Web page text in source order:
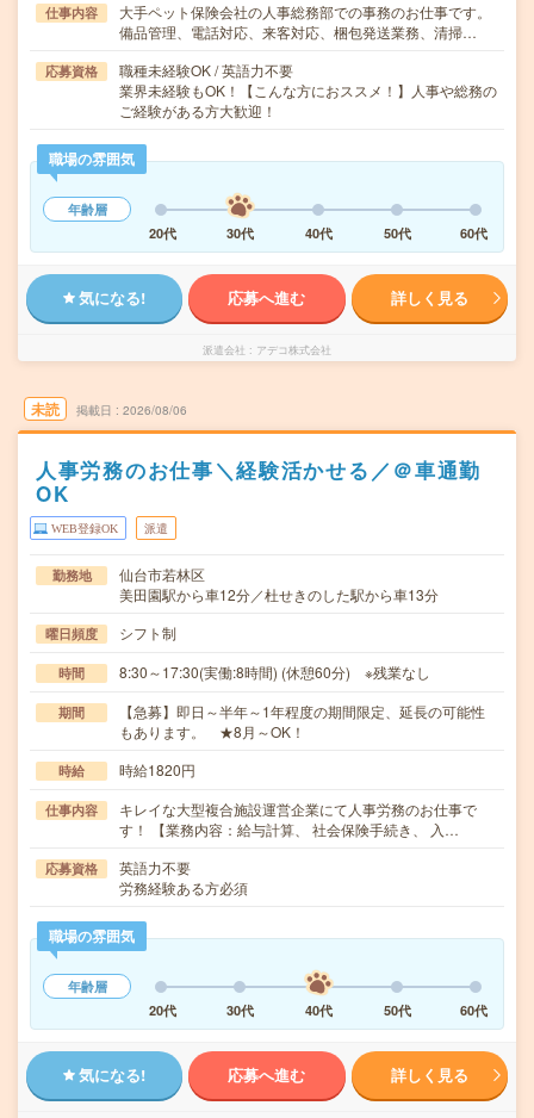
仕事内容
大手ペット保険会社の人事総務部での事務のお仕事です。
備品管理、電話対応、来客対応、梱包発送業務、清掃…
応募資格
職種未経験OK / 英語力不要
業界未経験もOK！【こんな方におススメ！】人事や総務の
ご経験がある方大歓迎！
職場の雰囲気
年齢層
20代
30代 40代 50代 60代
気になる! 応募へ進む 詳しく見る
派遣会社 アデコ株式会社
未読 掲載日 2026/08/06
人事労務のお仕事＼経験活かせる／＠車通勤
OK
WEB登録OK 派遣
勤務地
仙台市若林区
美田園駅から車12分／杜せきのした駅から車13分
曜日頻度 シフト制
時間 8:30～17:30(実働:8時間) (休憩60分) ※残業なし
期間
【急募】即日～半年～1年程度の期間限定、延長の可能性
もあります。 ★8月～OK！
時給 時給1820円
仕事内容
キレイな大型複合施設運営企業にて人事労務のお仕事で
す！ 【業務内容：給与計算、 社会保険手続き、 入…
応募資格
英語力不要
労務経験ある方必須
職場の雰囲気
年齢層
20代
30代 40代 50代 60代
気になる! 応募へ進む 詳しく見る